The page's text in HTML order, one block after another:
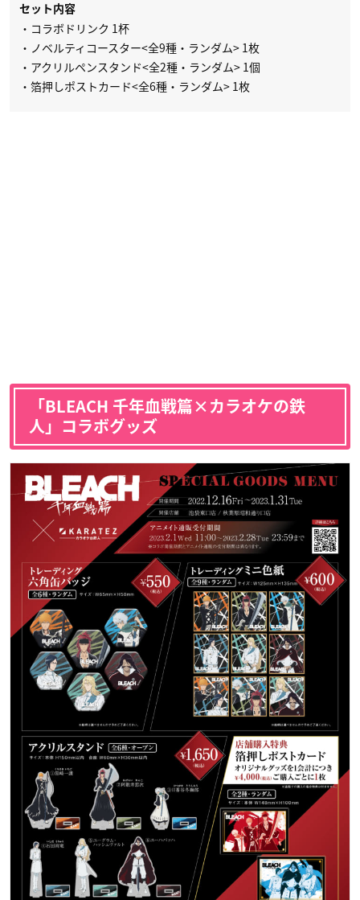
セット内容
・コラボドリンク 1杯
・ノベルティコースター<全9種・ランダム> 1枚
・アクリルペンスタンド<全2種・ランダム> 1個
・箔押しポストカード<全6種・ランダム> 1枚
「BLEACH 千年血戦篇×カラオケの鉄
人」コラボグッズ